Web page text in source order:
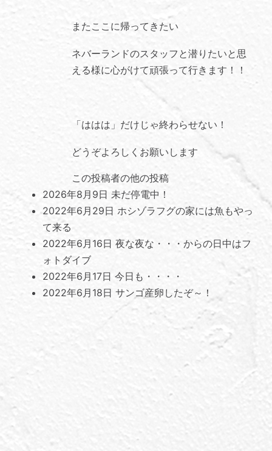
またここに帰ってきたい
ネバーランドのスタッフと潜りたいと思
える様に心がけて頑張って行きます！！
「ははは」だけじゃ終わらせない！
どうぞよろしくお願いします
この投稿者の他の投稿
2026年8月9日 未だ停電中！
2022年6月29日 ホシゾラフグの家には魚もやっ
て来る
2022年6月16日 夜な夜な・・・からの日中はフ
ォトダイブ
2022年6月17日 今日も・・・・
2022年6月18日 サンゴ産卵したぞ～！